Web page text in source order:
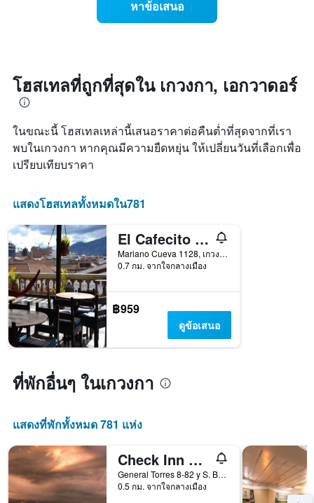
แกน
แแส
ดง
เฉลี่ย
ของ
ห้อง
วัน
ที่
พัก
แผนภูมิ
มี
แกน
แกน
แสดง
จำนวน
วัน
ก่อน
การ
เข้า
พัก
แผนภูมิ
มี
แกน
แกน
ราคา
ของ
ห้อง
พัก
หาข้อเสนอ
โฮสเทลที่ถูกที่สุดใน เกวงกา, เอกวาดอร์
ในขณะนี้ โฮสเทลเหล่านี้เสนอราคาต่อคืนต่ำที่สุดจากที่เรา
พบในเกวงกา หากคุณมีความยืดหยุ่น ให้เปลี่ยนวันที่เลือกเพื่อ
เปรียบเทียบราคา
แสดงโฮสเทลทั้งหมดใน781
El Cafecito Hostel Cuenca
Mariano Cueva 1128, เกวงกา, เอกวาดอร์
0.7 กม. จากใจกลางเมือง
฿959
ดูข้อเสนอ
ที่พักอื่นๆ ในเกวงกา
แสดงที่พักทั้งหมด 781 แห่ง
Check Inn B&B - Hostel
General Torres 8-82 y S. Bolivar, เกวงกา, เอกวาดอร์
0.5 กม. จากใจกลางเมือง